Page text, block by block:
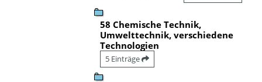
58 Chemische Technik,
Umwelttechnik, verschiedene
Technologien
5 Einträge